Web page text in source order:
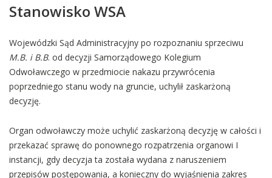
Stanowisko WSA
Wojewódzki Sąd Administracyjny po rozpoznaniu sprzeciwu
M.B. i B.B. od decyzji Samorządowego Kolegium
Odwoławczego w przedmiocie nakazu przywrócenia
poprzedniego stanu wody na gruncie, uchylił zaskarżoną
decyzję.
Organ odwoławczy może uchylić zaskarżoną decyzję w całości i
przekazać sprawę do ponownego rozpatrzenia organowi I
instancji, gdy decyzja ta została wydana z naruszeniem
przepisów postępowania, a konieczny do wyjaśnienia zakres